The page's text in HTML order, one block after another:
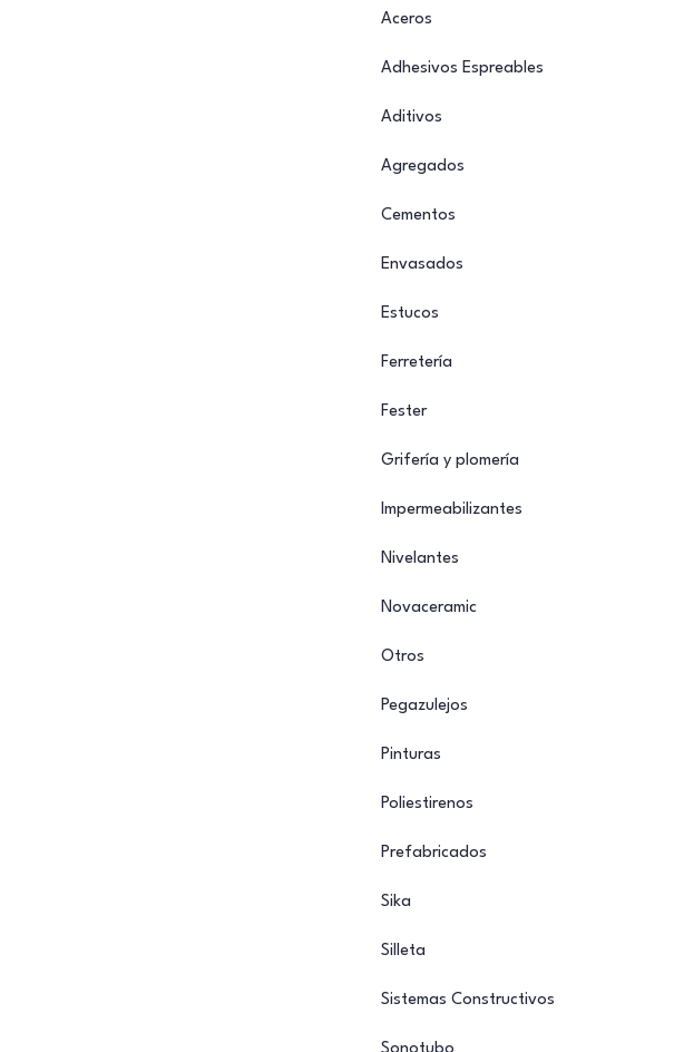
Aceros
Adhesivos Espreables
Aditivos
Agregados
Cementos
Envasados
Estucos
Ferretería
Fester
Grifería y plomería
Impermeabilizantes
Nivelantes
Novaceramic
Otros
Pegazulejos
Pinturas
Poliestirenos
Prefabricados
Sika
Silleta
Sistemas Constructivos